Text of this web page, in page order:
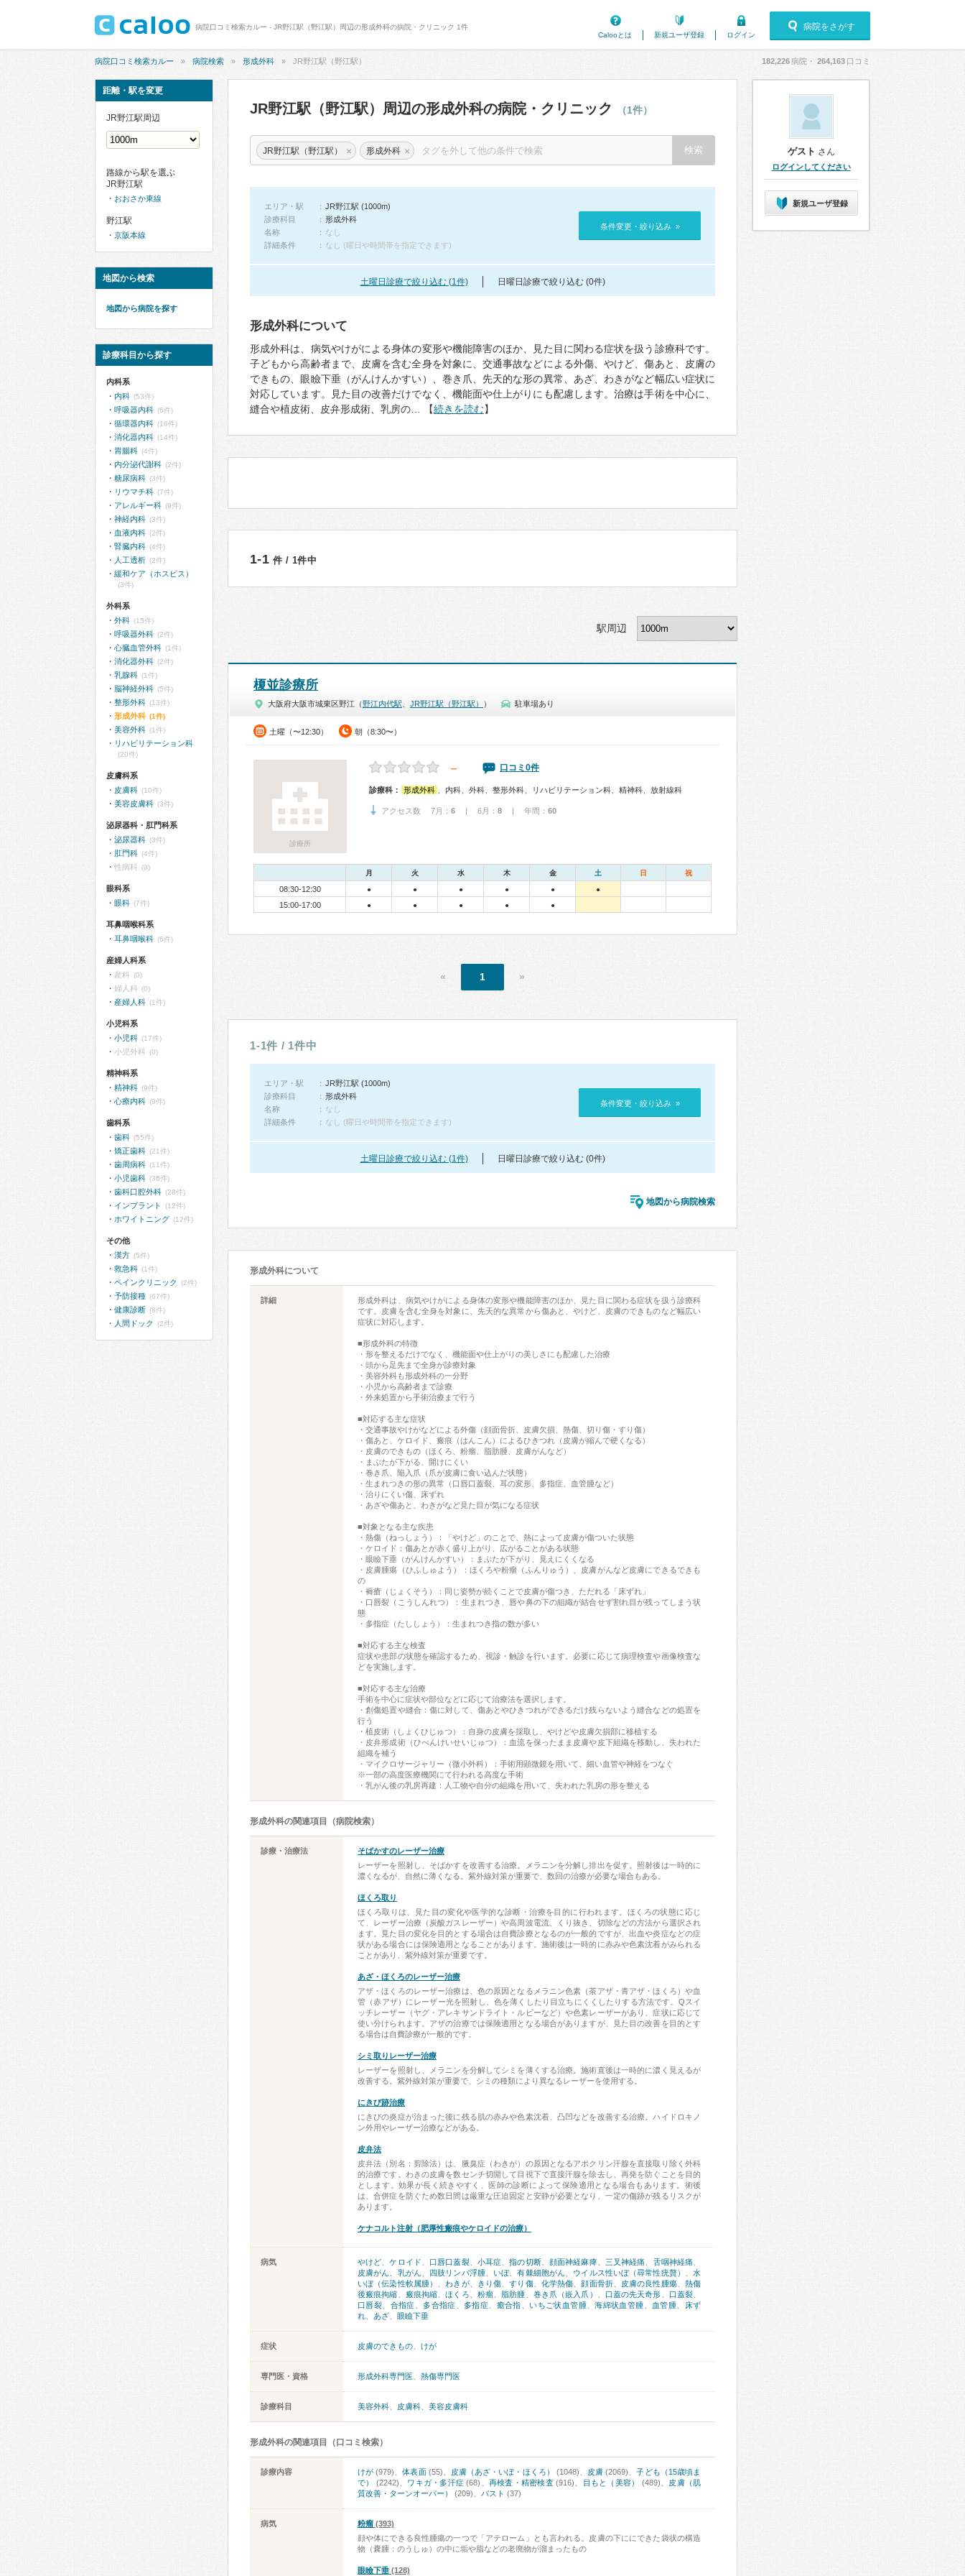
病院口コミ検索カルー - JR野江駅（野江駅）周辺の形成外科の病院・クリニック 1件
Calooとは
新規ユーザ登録 ログイン
病院をさがす
病院口コミ検索カルー 病院検索 形成外科 JR野江駅（野江駅） 182,226病院・ 264,163 口コミ
JR野江駅（野江駅）周辺の形成外科の病院・クリニック （1件）
JR野江駅（野江駅） × 形成外科 ×
エリア・駅
JR野江駅 (1000m)
診療科目
形成外科
名称
なし
詳細条件
なし (曜日や時間帯を指定できます)
条件変更・絞り込み »
土曜日診療で絞り込む (1件) 日曜日診療で絞り込む (0件)
形成外科について
形成外科は、病気やけがによる身体の変形や機能障害のほか、見た目に関わる症状を扱う診療科です。
子どもから高齢者まで、皮膚を含む全身を対象に、交通事故などによる外傷、やけど、傷あと、皮膚の
できもの、眼瞼下垂（がんけんかすい）、巻き爪、先天的な形の異常、あざ、わきがなど幅広い症状に
対応しています。見た目の改善だけでなく、機能面や仕上がりにも配慮します。治療は手術を中心に、
縫合や植皮術、皮弁形成術、乳房の… 【続きを読む】
1-1 件 / 1件中
駅周辺
榎並診療所
大阪府大阪市城東区野江（野江内代駅 JR野江駅（野江駅） ） 駐車場あり
土曜（〜12:30） 朝（8:30〜）
診療所
－ 口コミ0件
診療科： 形成外科 、内科、外科、整形外科、リハビリテーション科、精神科、放射線科
アクセス数 7月： 6 | 6月： 8 | 年間： 60
月 火 水 木 金 土 日 祝
08:30-12:30 ● ● ● ● ● ●
15:00-17:00 ● ● ● ● ●
« 1 »
1-1件 / 1件中
エリア・駅
JR野江駅 (1000m)
診療科目
形成外科
名称
なし
詳細条件
なし (曜日や時間帯を指定できます)
条件変更・絞り込み »
土曜日診療で絞り込む (1件) 日曜日診療で絞り込む (0件)
地図から病院検索
形成外科について
詳細
形成外科は、病気やけがによる身体の変形や機能障害のほか、見た目に関わる症状を扱う診療科
です。皮膚を含む全身を対象に、先天的な異常から傷あと、やけど、皮膚のできものなど幅広い
症状に対応します。
■形成外科の特徴
・形を整えるだけでなく、機能面や仕上がりの美しさにも配慮した治療
・頭から足先まで全身が診療対象
・美容外科も形成外科の一分野
・小児から高齢者まで診療
・外来処置から手術治療まで行う
■対応する主な症状
・交通事故やけがなどによる外傷（顔面骨折、皮膚欠損、熱傷、切り傷・すり傷）
・傷あと、ケロイド、瘢痕（はんこん）によるひきつれ（皮膚が縮んで硬くなる）
・皮膚のできもの（ほくろ、粉瘤、脂肪腫、皮膚がんなど）
・まぶたが下がる、開けにくい
・巻き爪、陥入爪（爪が皮膚に食い込んだ状態）
・生まれつきの形の異常（口唇口蓋裂、耳の変形、多指症、血管腫など）
・治りにくい傷、床ずれ
・あざや傷あと、わきがなど見た目が気になる症状
■対象となる主な疾患
・熱傷（ねっしょう）：「やけど」のことで、熱によって皮膚が傷ついた状態
・ケロイド：傷あとが赤く盛り上がり、広がることがある状態
・眼瞼下垂（がんけんかすい）：まぶたが下がり、見えにくくなる
・皮膚腫瘍（ひふしゅよう）：ほくろや粉瘤（ふんりゅう）、皮膚がんなど皮膚にできるできも
の
・褥瘡（じょくそう）：同じ姿勢が続くことで皮膚が傷つき、ただれる「床ずれ」
・口唇裂（こうしんれつ）：生まれつき、唇や鼻の下の組織が結合せず割れ目が残ってしまう状
態
・多指症（たししょう）：生まれつき指の数が多い
■対応する主な検査
症状や患部の状態を確認するため、視診・触診を行います。必要に応じて病理検査や画像検査な
どを実施します。
■対応する主な治療
手術を中心に症状や部位などに応じて治療法を選択します。
・創傷処置や縫合：傷に対して、傷あとやひきつれができるだけ残らないよう縫合などの処置を
行う
・植皮術（しょくひじゅつ）：自身の皮膚を採取し、やけどや皮膚欠損部に移植する
・皮弁形成術（ひべんけいせいじゅつ）：血流を保ったまま皮膚や皮下組織を移動し、失われた
組織を補う
・マイクロサージャリー（微小外科）：手術用顕微鏡を用いて、細い血管や神経をつなぐ
※一部の高度医療機関にて行われる高度な手術
・乳がん後の乳房再建：人工物や自分の組織を用いて、失われた乳房の形を整える
形成外科の関連項目（病院検索）
診療・治療法
そばかすのレーザー治療
レーザーを照射し、そばかすを改善する治療。メラニンを分解し排出を促す。照射後は一時的に
濃くなるが、自然に薄くなる。紫外線対策が重要で、数回の治療が必要な場合もある。
ほくろ取り
ほくろ取りは、見た目の変化や医学的な診断・治療を目的に行われます。ほくろの状態に応じ
て、レーザー治療（炭酸ガスレーザー）や高周波電流、くり抜き、切除などの方法から選択され
ます。見た目の変化を目的とする場合は自費診療となるのが一般的ですが、出血や炎症などの症
状がある場合には保険適用となることがあります。施術後は一時的に赤みや色素沈着がみられる
ことがあり、紫外線対策が重要です。
あざ・ほくろのレーザー治療
アザ・ほくろのレーザー治療は、色の原因となるメラニン色素（茶アザ・青アザ・ほくろ）や血
管（赤アザ）にレーザー光を照射し、色を薄くしたり目立ちにくくしたりする方法です。Qスイ
ッチレーザー（ヤグ・アレキサンドライト・ルビーなど）や色素レーザーがあり、症状に応じて
使い分けられます。アザの治療では保険適用となる場合がありますが、見た目の改善を目的とす
る場合は自費診療が一般的です。
シミ取りレーザー治療
レーザーを照射し、メラニンを分解してシミを薄くする治療。施術直後は一時的に濃く見えるが
改善する。紫外線対策が重要で、シミの種類により異なるレーザーを使用する。
にきび跡治療
にきびの炎症が治まった後に残る肌の赤みや色素沈着、凸凹などを改善する治療。ハイドロキノ
ン外用やレーザー治療などがある。
皮弁法
皮弁法（別名：剪除法）は、腋臭症（わきが）の原因となるアポクリン汗腺を直接取り除く外科
的治療です。わきの皮膚を数センチ切開して目視下で直接汗腺を除去し、再発を防ぐことを目的
とします。効果が長く続きやすく、医師の診断によって保険適用となる場合もあります。術後
は、合併症を防ぐため数日間は厳重な圧迫固定と安静が必要となり、一定の傷跡が残るリスクが
あります。
ケナコルト注射（肥厚性瘢痕やケロイドの治療）
病気 やけど 、ケロイド 口唇口蓋裂、 小耳症 、指の切断、 顔面神経麻痺、 三叉神経痛 舌咽神経痛
皮膚がん
乳がん 四肢リンパ浮腫、 いぼ、有棘細胞がん ウイルス性いぼ（尋常性疣贅） 、水
いぼ（伝染性軟属腫）
わきが、 きり傷 、すり傷、 化学熱傷 、顔面骨折、 皮膚の良性腫瘍、 熱傷
後瘢痕拘縮
瘢痕拘縮 、ほくろ 粉瘤 脂肪腫 巻き爪（嵌入爪） 口蓋の先天奇形 口蓋裂
口唇裂
合指症 多合指症 多指症 癒合指 いちご状血管腫、海綿状血管腫 血管腫
床ず
れ
あざ 眼瞼下垂
症状 皮膚のできもの けが
専門医・資格 形成外科専門医 熱傷専門医
診療科目 美容外科 皮膚科 美容皮膚科
形成外科の関連項目（口コミ検索）
診療内容 けが (979)、体表面(55)、 皮膚（あざ・いぼ・ほくろ） (1048)、 皮膚 (2069)、子ども（15歳頃ま
で）
(2242)、 ワキガ・多汗症 (68)、 再検査・精密検査(916)、 目もと（美容） (489)、 皮膚（肌
質改善・ターンオーバー）
(209)、 バスト (37)
病気 粉瘤 (393)
顔や体にできる良性腫瘍の一つで「アテローム」とも言われる。皮膚の下ににできた袋状の構造
物（嚢腫：のうしゅ）の中に垢や脂などの老廃物が溜まったもの
眼瞼下垂 (128)
距離・駅を変更
JR野江駅周辺
路線から駅を選ぶ
JR野江駅
おおさか東線
野江駅
京阪本線
地図から検索
地図から病院を探す
診療科目から探す
内科系
内科 (53件)
呼吸器内科 (6件)
循環器内科 (16件)
消化器内科 (14件)
胃腸科 (4件)
内分泌代謝科 (2件)
糖尿病科 (3件)
リウマチ科 (7件)
アレルギー科 (9件)
神経内科 (3件)
血液内科 (2件)
腎臓内科 (4件)
人工透析 (2件)
緩和ケア（ホスピス）
(3件)
外科系
外科 (15件)
呼吸器外科 (2件)
心臓血管外科 (1件)
消化器外科 (2件)
乳腺科 (1件)
脳神経外科 (5件)
整形外科 (13件)
形成外科 (1件)
美容外科 (1件)
リハビリテーション科
(20件)
皮膚科系
皮膚科 (10件)
美容皮膚科 (3件)
泌尿器科・肛門科系
泌尿器科 (3件)
肛門科 (4件)
性病科 (0)
眼科系
眼科 (7件)
耳鼻咽喉科系
耳鼻咽喉科 (6件)
産婦人科系
産科 (0)
婦人科 (0)
産婦人科 (1件)
小児科系
小児科 (17件)
小児外科 (0)
精神科系
精神科 (9件)
心療内科 (9件)
歯科系
歯科 (55件)
矯正歯科 (21件)
歯周病科 (11件)
小児歯科 (36件)
歯科口腔外科 (28件)
インプラント (12件)
ホワイトニング (12件)
その他
漢方 (5件)
救急科 (1件)
ペインクリニック (2件)
予防接種 (67件)
健康診断 (8件)
人間ドック (2件)
ゲスト さん
ログインしてください
新規ユーザ登録